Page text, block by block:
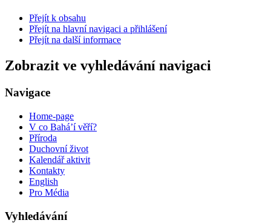
Přejít k obsahu
Přejít na hlavní navigaci a přihlášení
Přejít na další informace
Zobrazit ve vyhledávání navigaci
Navigace
Home-page
V co Bahá’í věří?
Příroda
Duchovní život
Kalendář aktivit
Kontakty
English
Pro Média
Vyhledávání